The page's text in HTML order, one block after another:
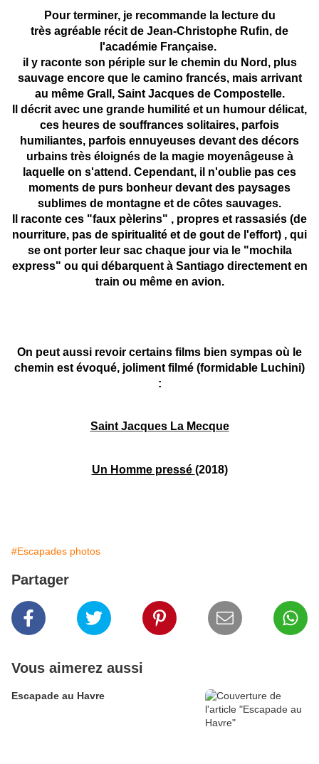
Pour terminer, je recommande la lecture du
très agréable récit de Jean-Christophe Rufin, de
l'académie Française.
il y raconte son périple sur le chemin du Nord, plus
sauvage encore que le camino francés, mais arrivant
au même Grall, Saint Jacques de Compostelle.
Il décrit avec une grande humilité et un humour délicat,
ces heures de souffrances solitaires, parfois
humiliantes, parfois ennuyeuses devant des décors
urbains très éloignés de la magie moyenâgeuse à
laquelle on s'attend. Cependant, il n'oublie pas ces
moments de purs bonheur devant des paysages
sublimes de montagne et de côtes sauvages.
Il raconte ces "faux pèlerins" , propres et rassasiés (de
nourriture, pas de spiritualité et de gout de l'effort) , qui
se ont porter leur sac chaque jour via le "mochila
express" ou qui débarquent à Santiago directement en
train ou même en avion.
On peut aussi revoir certains films bien sympas où le
chemin est évoqué, joliment filmé (formidable Luchini)
:
Saint Jacques La Mecque
Un Homme pressé (2018)
#Escapades photos
Partager
Vous aimerez aussi
Escapade au Havre